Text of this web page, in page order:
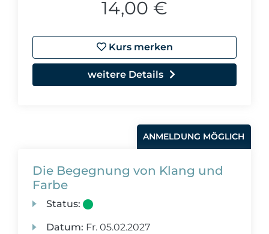
14,00 €
Kurs merken
weitere Details
ANMELDUNG MÖGLICH
Die Begegnung von Klang und
Farbe
Status:
Datum: Fr. 05.02.2027